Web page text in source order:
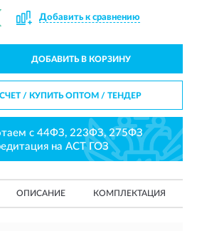
Добавить к сравнению
ДОБАВИТЬ В КОРЗИНУ
/ КУПИТЬ ОПТОМ/ ТЕНДЕР
с 44ФЗ, 223ФЗ, 275ФЗ
на АСТ ГОЗ
ОПИСАНИЕ КОМПЛЕКТАЦИЯ